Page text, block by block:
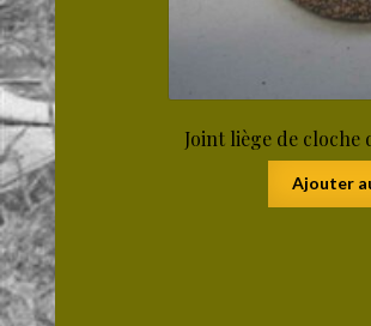
Joint liège de cloche
Ajouter